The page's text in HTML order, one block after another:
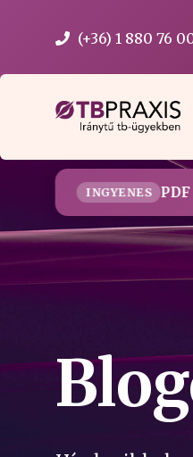
(+36) 1 880 76
INGYENES PDF